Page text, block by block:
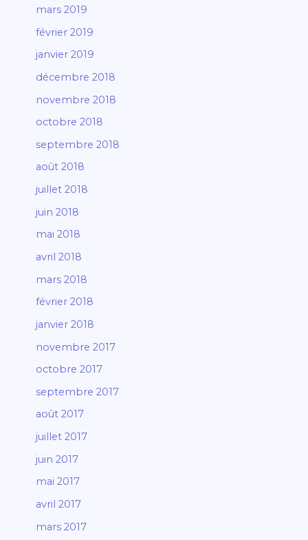
mars 2019
février 2019
janvier 2019
décembre 2018
novembre 2018
octobre 2018
septembre 2018
août 2018
juillet 2018
juin 2018
mai 2018
avril 2018
mars 2018
février 2018
janvier 2018
novembre 2017
octobre 2017
septembre 2017
août 2017
juillet 2017
juin 2017
mai 2017
avril 2017
mars 2017